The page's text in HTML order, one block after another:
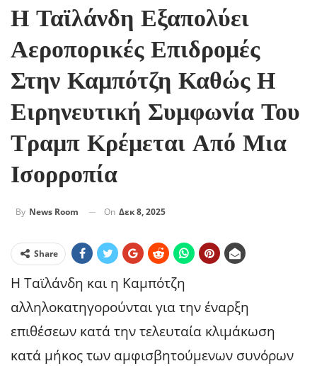
Η Ταϊλάνδη Εξαπολύει
Αεροπορικές Επιδρομές
Στην Καμπότζη Καθώς Η
Ειρηνευτική Συμφωνία Του
Τραμπ Κρέμεται Από Μια
Ισορροπία
By News Room On Δεκ 8, 2025
Share
Η Ταϊλάνδη και η Καμπότζη
αλληλοκατηγορούνται για την έναρξη
επιθέσεων κατά την τελευταία κλιμάκωση
κατά μήκος των αμφισβητούμενων συνόρων